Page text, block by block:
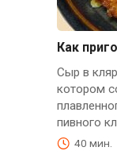
Как
Сыр в
котором
пивного
40 мин.